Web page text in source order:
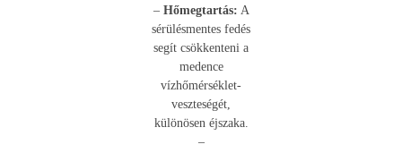
– Hőmegtartás: A
sérülésmentes fedés
segít csökkenteni a
medence
vízhőmérséklet-
veszteségét,
különösen éjszaka.
–